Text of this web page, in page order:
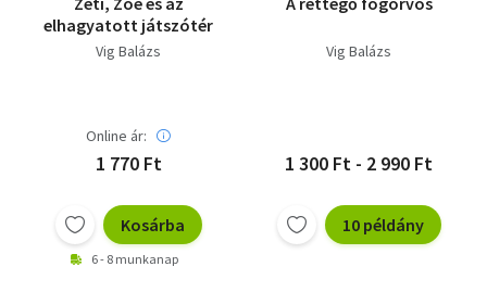
elhagyatott játszótér
Vig Balázs
Online ár:
1 770 Ft
Kosárba
6 - 8 munkanap
Vig Balázs
1 300 Ft - 2 990 Ft
10 példány